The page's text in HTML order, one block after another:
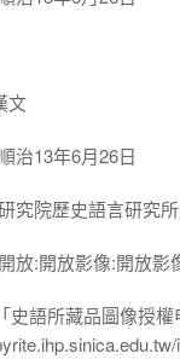
文
治13年6月26日
究院歷史語言研究
放:開放影像:開放影
史語所藏品圖像授權